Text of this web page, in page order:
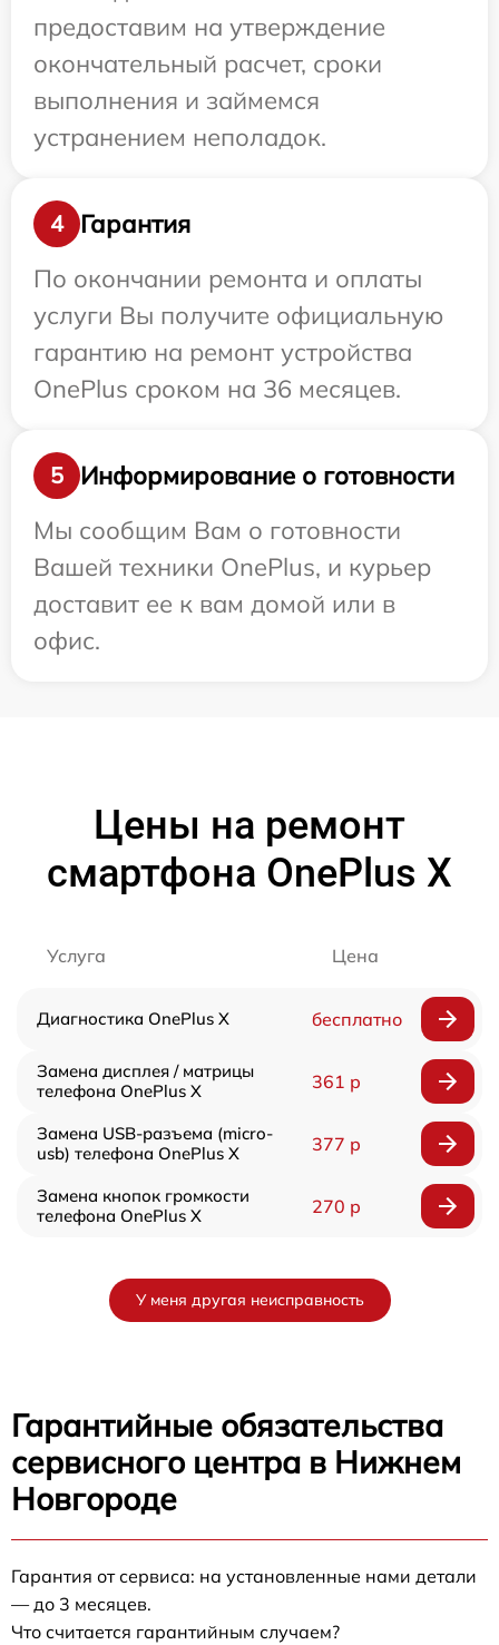
предоставим на утверждение
окончательный расчет, сроки
выполнения и займемся
устранением неполадок.
4
Гарантия
По окончании ремонта и оплаты
услуги Вы получите официальную
гарантию на ремонт устройства
OnePlus сроком на 36 месяцев.
5
Информирование о готовности
Мы сообщим Вам о готовности
Вашей техники OnePlus, и курьер
доставит ее к вам домой или в
офис.
Цены на ремонт
смартфона OnePlus X
Услуга Цена
Диагностика OnePlus X бесплатно
Замена дисплея / матрицы
телефона OnePlus X
361 р
Замена USB-разъема (micro-
usb) телефона OnePlus X
377 р
Замена кнопок громкости
телефона OnePlus X
270 р
У меня другая неисправность
Гарантийные обязательства
сервисного центра в Нижнем
Новгороде
Гарантия от сервиса: на установленные нами детали
— до 3 месяцев.
Что считается гарантийным случаем?